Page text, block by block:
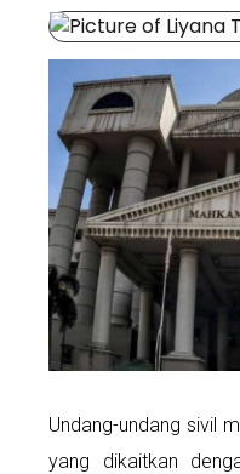
Undang-undang sivil
yang dikaitkan